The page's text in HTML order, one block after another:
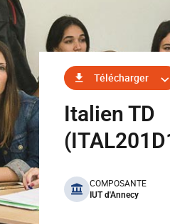
Télécharger
Italien TD
benefits
COMPOSANTE
IUT d'Annecy